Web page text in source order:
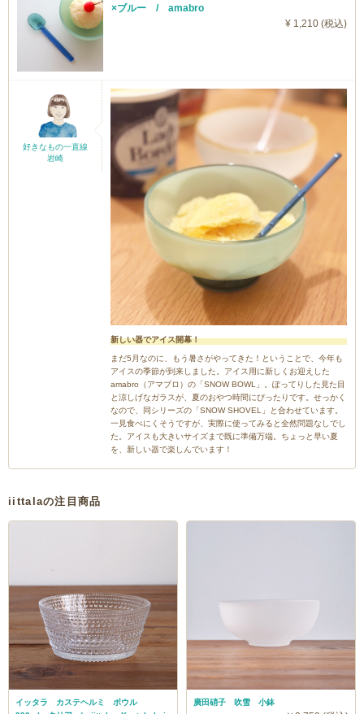
×ブルー / amabro
¥ 1,210 (税込)
好きなもの一直線
岩崎
新しい器でアイス開幕！
まだ5月なのに、もう暑さがやってきた！ということで、今年も
アイスの季節が到来しました。アイス用に新しくお迎えした
amabro（アマブロ）の「SNOW BOWL」。ぽってりした見た目
と涼しげなガラスが、夏のおやつ時間にぴったりです。せっかく
なので、同シリーズの「SNOW SHOVEL」と合わせています。
一見食べにくそうですが、実際に使ってみると全然問題なしでし
た。アイスも大きいサイズまで既に準備万端。ちょっと早い夏
を、新しい器で楽しんでいます！
iittalaの注目商品
イッタラ カステヘルミ ボウル
廣田硝子 吹雪 小鉢